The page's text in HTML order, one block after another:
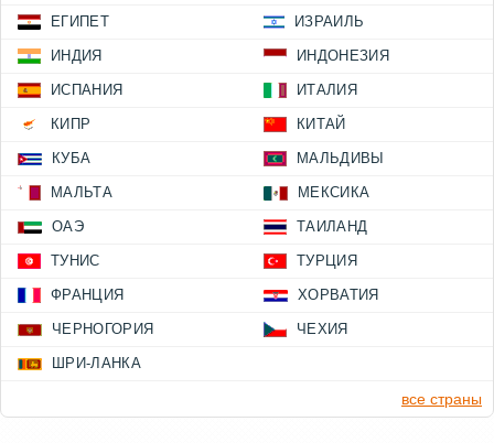
ЕГИПЕТ ИЗРАИЛЬ
ИНДИЯ ИНДОНЕЗИЯ
ИСПАНИЯ ИТАЛИЯ
КИПР КИТАЙ
КУБА МАЛЬДИВЫ
МАЛЬТА МЕКСИКА
ОАЭ ТАИЛАНД
ТУНИС ТУРЦИЯ
ФРАНЦИЯ ХОРВАТИЯ
ЧЕРНОГОРИЯ ЧЕХИЯ
ШРИ-ЛАНКА
все страны